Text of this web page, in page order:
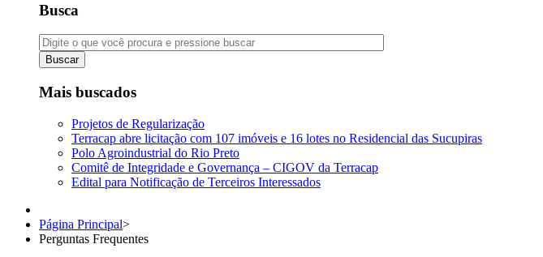
Busca
Buscar
Mais buscados
Projetos de Regularização
Terracap abre licitação com 107 imóveis e 16 lotes no Residencial das Sucupiras
Polo Agroindustrial do Rio Preto
Comitê de Integridade e Governança – CIGOV da Terracap
Edital para Notificação de Terceiros Interessados
Página Principal>
Perguntas Frequentes